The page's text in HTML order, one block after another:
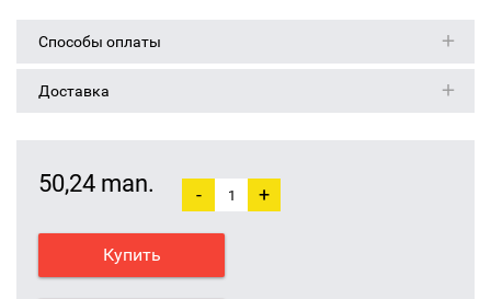
Способы оплаты
Доставка
50,24 man. - +
Купить